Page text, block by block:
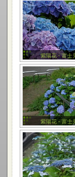
紫陽花 - 富士
紫陽花 - 富士